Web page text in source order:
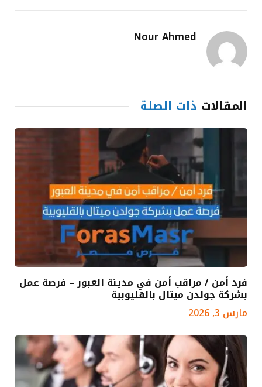
Nour Ahmed
المقالات ذات الصلة
فرد أمن / مراقب أمن في مدينة العبور – فرصة عمل
بشركة جولدن ميتال بالقليوبية
مارس 3, 2026